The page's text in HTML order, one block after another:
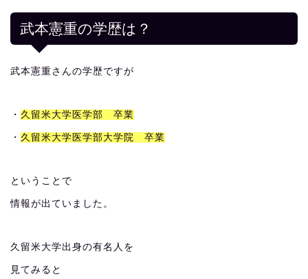
武本憲重の学歴は？
武本憲重さんの学歴ですが
・ 久留米大学医学部 卒業
・ 久留米大学医学部大学院 卒業
ということで
情報が出ていました。
久留米大学出身の有名人を
見てみると